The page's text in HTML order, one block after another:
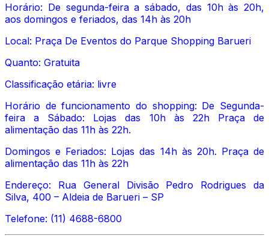
Horário: De segunda-feira a sábado, das 10h às 20h,
aos domingos e feriados, das 14h às 20h
Local: Praça De Eventos do Parque Shopping Barueri
Quanto: Gratuita
Classificação etária: livre
Horário de funcionamento do shopping: De Segunda-
feira a Sábado: Lojas das 10h às 22h Praça de
alimentação das 11h às 22h.
Domingos e Feriados: Lojas das 14h às 20h. Praça de
alimentação das 11h às 22h
Endereço: Rua General Divisão Pedro Rodrigues da
Silva, 400 – Aldeia de Barueri – SP
Telefone: (11) 4688-6800